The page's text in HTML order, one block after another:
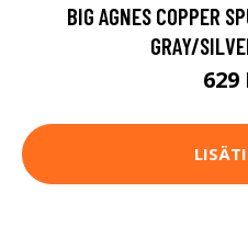
BIG AGNES COPPER
GRAY/
629